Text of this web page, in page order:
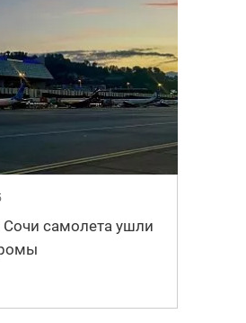
самолета ушли